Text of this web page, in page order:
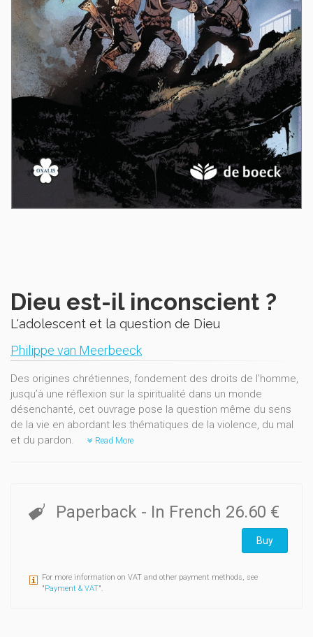
Dieu est-il inconscient ?
L'adolescent et la question de Dieu
Philippe van Meerbeeck
Des origines chrétiennes, fondement des droits de l'homme,
jusqu’à une réflexion sur la spiritualité dans un monde
désenchanté, cet ouvrage pose la question même du sens
de la vie en abordant les thématiques de la violence, du mal
et du pardon.
Read More
Paperback - In French 26.60 €
Buy
For more information on VAT and other payment methods, see
"Payment & VAT".